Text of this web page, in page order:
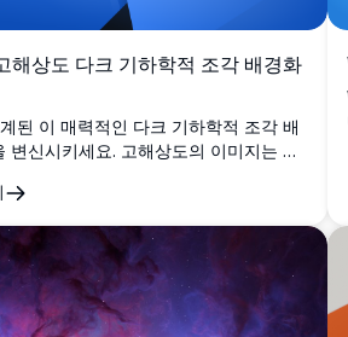
해상도 다크 기하학적 조각 배경화
된 이 매력적인 다크 기하학적 조각 배
변신시키세요. 고해상도의 이미지는 깊
면은 화면에 세련되고 현대적인 감각
멀리스트 미학을 선호하는 전문가들과
성맞춤입니다.